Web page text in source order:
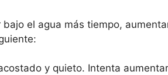
el agua más tiempo,
y quieto. Intenta aumentar